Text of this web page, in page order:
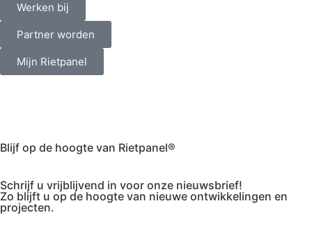
Werken bij
Partner worden
Mijn Rietpanel
Blijf op de hoogte van Rietpanel®
Schrijf u vrijblijvend in voor onze nieuwsbrief!
Zo blijft u op de hoogte van nieuwe ontwikkelingen en
projecten.